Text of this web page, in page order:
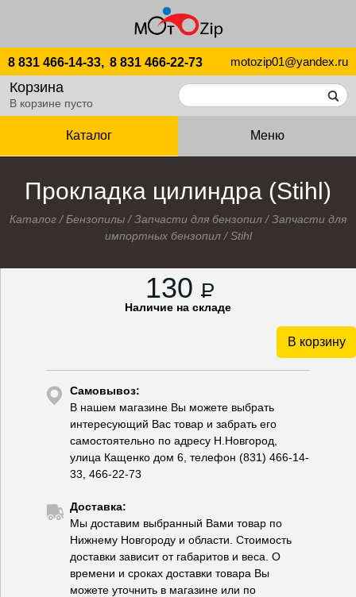
8 831 466-14-33, 8 831 466-22-73 motozip01@yandex.ru
Корзина
В корзине пусто
Каталог Меню
Прокладка цилиндра (Stihl)
Каталог /Бензопилы /Запчасти для бензопил /Запчасти для
импортных бензопил/Stihl
130 P
Наличие на складе
В корзину
Самовывоз:
В нашем магазине Вы можете выбрать
интересующий Вас товар и забрать его
самостоятельно по адресу Н.Новгород,
улица Кащенко дом 6, телефон (831) 466-14-
33, 466-22-73
Доставка:
Мы доставим выбранный Вами товар по
Нижнему Новгороду и области. Стоимость
доставки зависит от габаритов и веса. О
времени и сроках доставки товара Вы
можете уточнить в магазине или по